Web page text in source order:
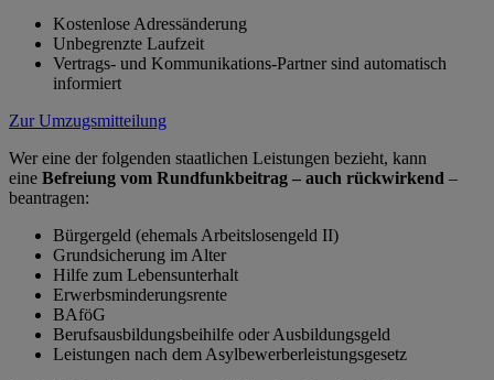
Kostenlose Adressänderung
Unbegrenzte Laufzeit
Vertrags- und Kommunikations-Partner sind automatisch
informiert
Zur Umzugsmitteilung
Wer eine der folgenden staatlichen Leistungen bezieht, kann
eine Befreiung vom Rundfunkbeitrag – auch rückwirkend –
beantragen:
Bürgergeld (ehemals Arbeitslosengeld II)
Grundsicherung im Alter
Hilfe zum Lebensunterhalt
Erwerbsminderungsrente
BAföG
Berufsausbildungsbeihilfe oder Ausbildungsgeld
Leistungen nach dem Asylbewerberleistungsgesetz